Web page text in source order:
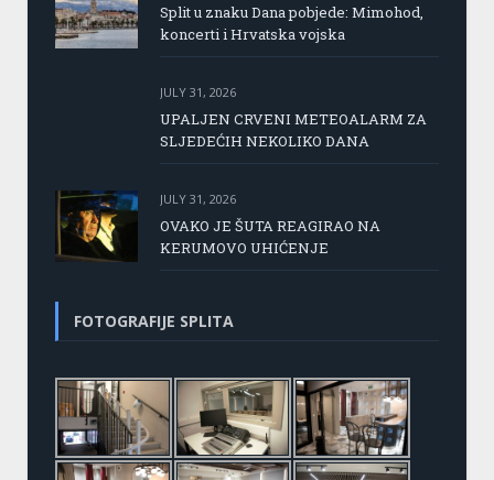
Split u znaku Dana pobjede: Mimohod,
koncerti i Hrvatska vojska
JULY 31, 2026
UPALJEN CRVENI METEOALARM ZA
SLJEDEĆIH NEKOLIKO DANA
JULY 31, 2026
OVAKO JE ŠUTA REAGIRAO NA
KERUMOVO UHIĆENJE
FOTOGRAFIJE SPLITA